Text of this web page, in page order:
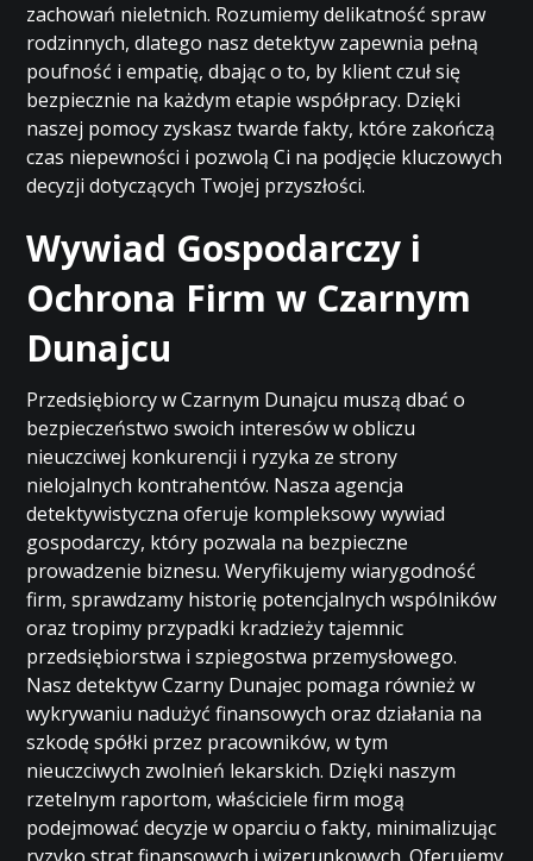
zachowań nieletnich. Rozumiemy delikatność spraw
rodzinnych, dlatego nasz detektyw zapewnia pełną
poufność i empatię, dbając o to, by klient czuł się
bezpiecznie na każdym etapie współpracy. Dzięki
naszej pomocy zyskasz twarde fakty, które zakończą
czas niepewności i pozwolą Ci na podjęcie kluczowych
decyzji dotyczących Twojej przyszłości.
Wywiad Gospodarczy i
Ochrona Firm w Czarnym
Dunajcu
Przedsiębiorcy w Czarnym Dunajcu muszą dbać o
bezpieczeństwo swoich interesów w obliczu
nieuczciwej konkurencji i ryzyka ze strony
nielojalnych kontrahentów. Nasza agencja
detektywistyczna oferuje kompleksowy wywiad
gospodarczy, który pozwala na bezpieczne
prowadzenie biznesu. Weryfikujemy wiarygodność
firm, sprawdzamy historię potencjalnych wspólników
oraz tropimy przypadki kradzieży tajemnic
przedsiębiorstwa i szpiegostwa przemysłowego.
Nasz detektyw Czarny Dunajec pomaga również w
wykrywaniu nadużyć finansowych oraz działania na
szkodę spółki przez pracowników, w tym
nieuczciwych zwolnień lekarskich. Dzięki naszym
rzetelnym raportom, właściciele firm mogą
podejmować decyzje w oparciu o fakty, minimalizując